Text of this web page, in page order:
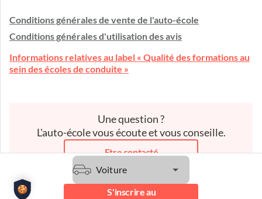
Conditions générales de vente de l'auto-école
Conditions générales d'utilisation des avis
Informations relatives au label « Qualité des formations au
sein des écoles de conduite »
Une question ?
L'auto-école vous écoute et vous conseille.
Etre contacté
Voiture
S'inscrire au